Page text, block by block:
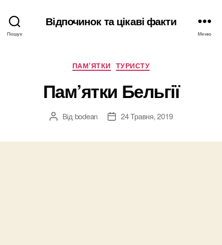
Пошук
Відпочинок та цікаві факти
Меню
Категорії
ПАМ’ЯТКИ ТУРИСТУ
Пам’ятки Бельгії
Автор
Від bodean
Дата24 Травня, 2019